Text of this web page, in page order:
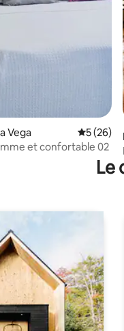
Vega Note
5 (26)
et confortable 02
Le